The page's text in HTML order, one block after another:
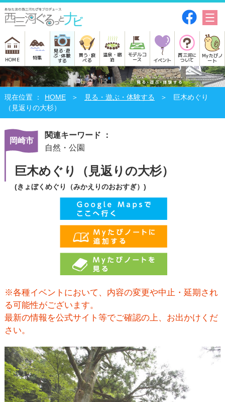
HOME 特集
見る･遊
ぶ･体験
する
買う･食
べる
温泉・宿
泊
モデルコ
ース イベント
西三河に
ついて
Myたびノ
ート
HOME 見る・遊ぶ・体験する
巨木めぐり
（見返りの大杉）
岡崎市
関連キーワード ：
自然・公園
巨木めぐり（見返りの大杉）
(きょぼくめぐり（みかえりのおおすぎ）)
※各種イベントにおいて、内容の変更や中止・延期され
る可能性がございます。
最新の情報を公式サイト等でご確認の上、お出かけくだ
さい。